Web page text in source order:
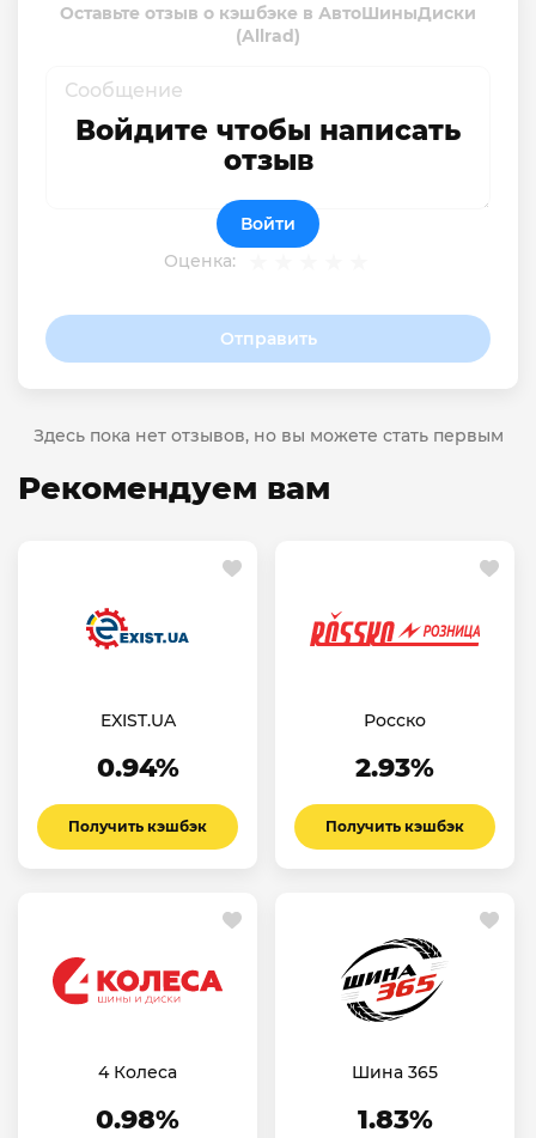
Оставьте отзыв о кэшбэке в АвтоШиныДиски
(Allrad)
Оценка:
Отправить
Войдите чтобы написать
отзыв
Войти
Здесь пока нет отзывов, но вы можете стать первым
Рекомендуем вам
EXIST.UA
0.94%
Получить кэшбэк
Росско
2.93%
Получить кэшбэк
4 Колеса
0.98%
Шина 365
1.83%